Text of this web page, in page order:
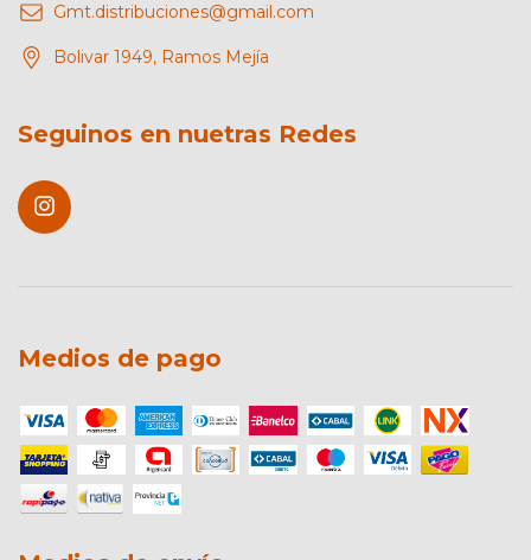
Gmt.distribuciones@gmail.com
Bolivar 1949, Ramos Mejía
Seguinos en nuetras Redes
Medios de pago